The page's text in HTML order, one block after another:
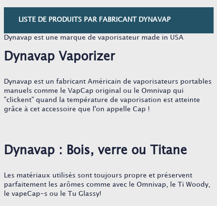
LISTE DE PRODUITS PAR FABRICANT DYNAVAP
Dynavap est une marque de vaporisateur made in USA
Dynavap Vaporizer
Dynavap est un fabricant Américain de vaporisateurs portables
manuels comme le VapCap original ou le Omnivap qui
"clickent" quand la température de vaporisation est atteinte
grâce à cet accessoire que l'on appelle Cap !
Dynavap : Bois, verre ou Titane
Les matériaux utilisés sont toujours propre et préservent
parfaitement les arômes comme avec le Omnivap, le Ti Woody,
le vapeCap-s ou le Tu Glassy!